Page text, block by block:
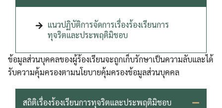
แนวปฏิบัติการจัดการเรื่องร้องเรียนการ
ทุจริตและประพฤติมิชอบ
ข้อมูลส่วนบุคคลของผู้ร้องเรียนจะถูกเก็บรักษาเป็นความลับและได้
รับความคุ้มครองตามนโยบายคุ้มครองข้อมูลส่วนบุคคล
สถิติเรื่องร้องเรียนการทุจริตและประพฤติมิชอบ